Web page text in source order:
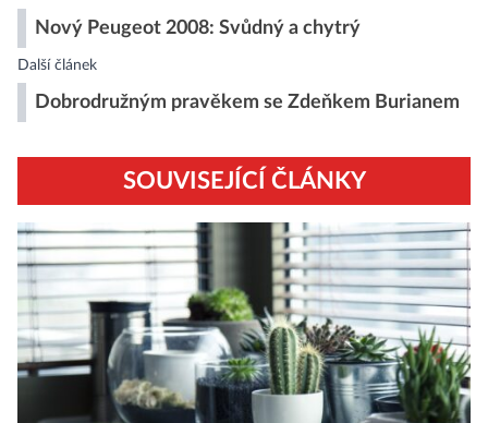
Nový Peugeot 2008: Svůdný a chytrý
Další článek
Dobrodružným pravěkem se Zdeňkem Burianem
SOUVISEJÍCÍ ČLÁNKY